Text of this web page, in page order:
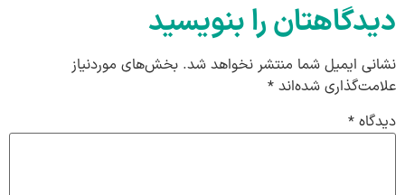
دیدگاهتان را بنویسید
نشانی ایمیل شما منتشر نخواهد شد. بخش‌های موردنیاز
علامت‌گذاری شده‌اند *
دیدگاه *